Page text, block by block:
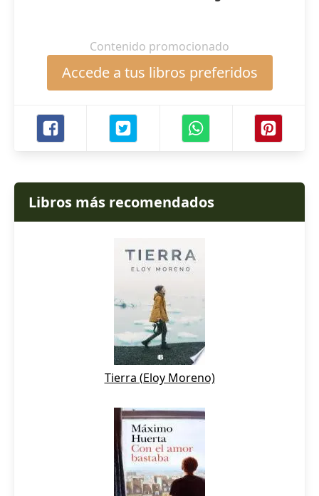
Contenido promocionado
Accede a tus libros preferidos
Libros más recomendados
Tierra (Eloy Moreno)